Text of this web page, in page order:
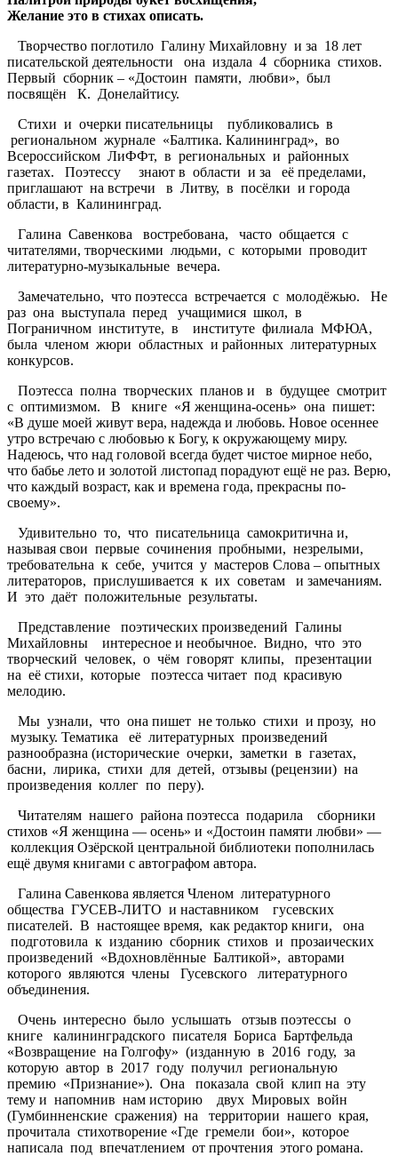
Желание это в стихах описать.
Творчество поглотило Галину Михайловну и за 18 лет
писательской деятельности она издала 4 сборника стихов.
Первый сборник – «Достоин памяти, любви», был
посвящён К. Донелайтису.
Стихи и очерки писательницы публиковались в
региональном журнале «Балтика. Калининград», во
Всероссийском ЛиФФт, в региональных и районных
газетах. Поэтессу знают в области и за её пределами,
приглашают на встречи в Литву, в посёлки и города
области, в Калининград.
Галина Савенкова востребована, часто общается с
читателями, творческими людьми, с которыми проводит
литературно-музыкальные вечера.
Замечательно, что поэтесса встречается с молодёжью. Не
раз она выступала перед учащимися школ, в
Пограничном институте, в институте филиала МФЮА,
была членом жюри областных и районных литературных
конкурсов.
Поэтесса полна творческих планов и в будущее смотрит
с оптимизмом. В книге «Я женщина-осень» она пишет:
«В душе моей живут вера, надежда и любовь. Новое осеннее
утро встречаю с любовью к Богу, к окружающему миру.
Надеюсь, что над головой всегда будет чистое мирное небо,
что бабье лето и золотой листопад порадуют ещё не раз. Верю,
что каждый возраст, как и времена года, прекрасны по-
своему».
Удивительно то, что писательница самокритична и,
называя свои первые сочинения пробными, незрелыми,
требовательна к себе, учится у мастеров Слова – опытных
литераторов, прислушивается к их советам и замечаниям.
И это даёт положительные результаты.
Представление поэтических произведений Галины
Михайловны интересное и необычное. Видно, что это
творческий человек, о чём говорят клипы, презентации
на её стихи, которые поэтесса читает под красивую
мелодию.
Мы узнали, что она пишет не только стихи и прозу, но
музыку. Тематика её литературных произведений
разнообразна (исторические очерки, заметки в газетах,
басни, лирика, стихи для детей, отзывы (рецензии) на
произведения коллег по перу).
Читателям нашего района поэтесса подарила сборники
стихов «Я женщина — осень» и «Достоин памяти любви» —
коллекция Озёрской центральной библиотеки пополнилась
ещё двумя книгами с автографом автора.
Галина Савенкова является Членом литературного
общества ГУСЕВ-ЛИТО и наставником гусевских
писателей. В настоящее время, как редактор книги, она
подготовила к изданию сборник стихов и прозаических
произведений «Вдохновлённые Балтикой», авторами
которого являются члены Гусевского литературного
объединения.
Очень интересно было услышать отзыв поэтессы о
книге калининградского писателя Бориса Бартфельда
«Возвращение на Голгофу» (изданную в 2016 году, за
которую автор в 2017 году получил региональную
премию «Признание»). Она показала свой клип на эту
тему и напомнив нам историю двух Мировых войн
(Гумбинненские сражения) на территории нашего края,
прочитала стихотворение «Где гремели бои», которое
написала под впечатлением от прочтения этого романа.